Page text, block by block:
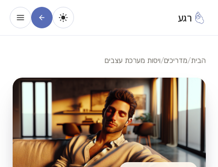
רגע
הבית/מדריכים/ויסות מערכת עצבים